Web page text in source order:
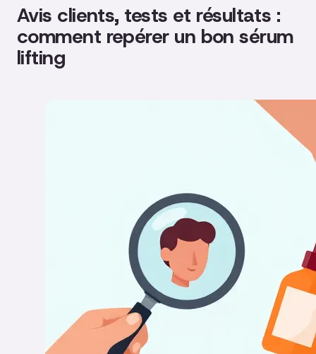
Avis clients, tests et résultats :
comment repérer un bon sérum
lifting